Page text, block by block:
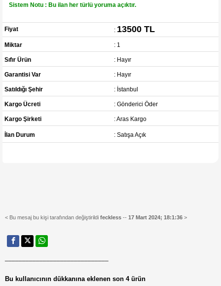
Sistem Notu : Bu ilan her türlü yoruma açıktır.
Fiyat : 13500 TL
Miktar : 1
Sıfır Ürün : Hayır
Garantisi Var : Hayır
Satıldığı Şehir : İstanbul
Kargo Ücreti : Gönderici Öder
Kargo Şirketi : Aras Kargo
İlan Durum : Satışa Açık
< Bu mesaj bu kişi tarafından değiştirildi feckless -- 17 Mart 2024; 18:1:36 >
Bu kullanıcının dükkanına eklenen son 4 ürün